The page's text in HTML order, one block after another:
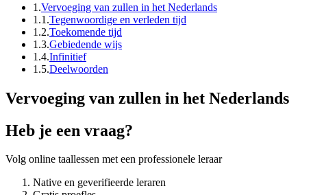
1.Vervoeging van zullen in het Nederlands
1.1.Tegenwoordige en verleden tijd
1.2.Toekomende tijd
1.3.Gebiedende wijs
1.4.Infinitief
1.5.Deelwoorden
Vervoeging van zullen in het Nederlands
Heb je een vraag?
Volg online taallessen met een professionele leraar
Native en geverifieerde leraren